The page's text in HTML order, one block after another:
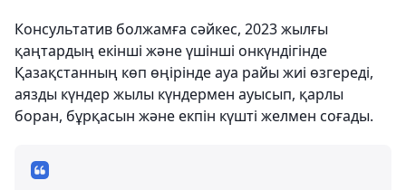
Консультатив болжамға сәйкес, 2023 жылғы
қаңтардың екінші және үшінші онкүндігінде
Қазақстанның көп өңірінде ауа райы жиі өзгереді,
аязды күндер жылы күндермен ауысып, қарлы
боран, бұрқасын және екпін күшті желмен соғады.